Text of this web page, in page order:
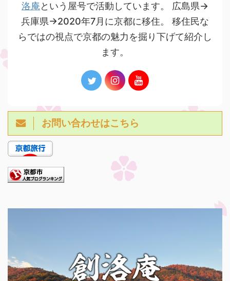
洛庵という屋号で活動しています。 広島県→
兵庫県→2020年7月に京都に移住。 移住民な
らではの視点で京都の魅力を掘り下げて紹介し
ます。
お問い合わせはこちら